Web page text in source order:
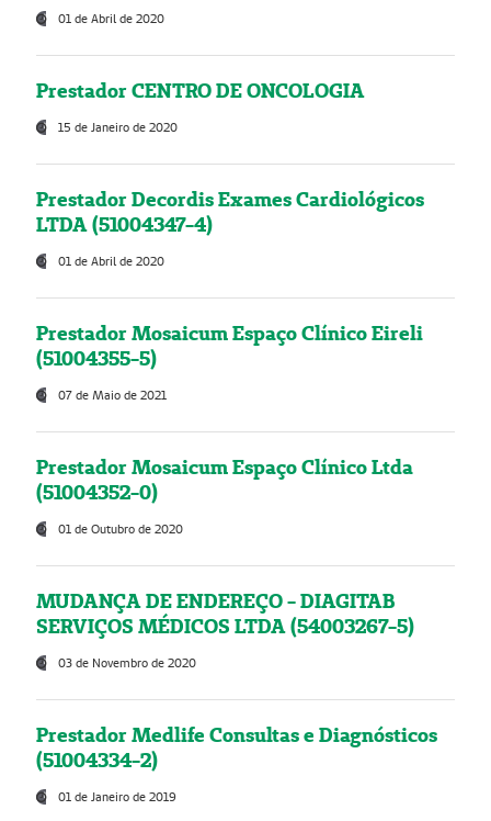
01 de Abril de 2020
Prestador CENTRO DE ONCOLOGIA
15 de Janeiro de 2020
Prestador Decordis Exames Cardiológicos
LTDA (51004347-4)
01 de Abril de 2020
Prestador Mosaicum Espaço Clínico Eireli
(51004355-5)
07 de Maio de 2021
Prestador Mosaicum Espaço Clínico Ltda
(51004352-0)
01 de Outubro de 2020
MUDANÇA DE ENDEREÇO - DIAGITAB
SERVIÇOS MÉDICOS LTDA (54003267-5)
03 de Novembro de 2020
Prestador Medlife Consultas e Diagnósticos
(51004334-2)
01 de Janeiro de 2019